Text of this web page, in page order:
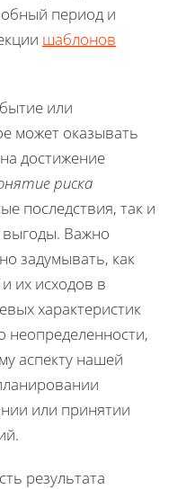
период и
шаблонов
или
может оказывать
достижение
риска
последствия, так и
Важно
задумывать, как
их исходов в
характеристик
неопределенности,
аспекту нашей
или принятии
результата